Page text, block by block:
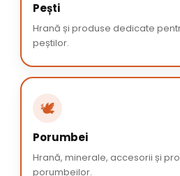
Pești
Hrană și produse dedicate
peștilor.
🕊️
Porumbei
Hrană, minerale, accesorii și
porumbeilor.